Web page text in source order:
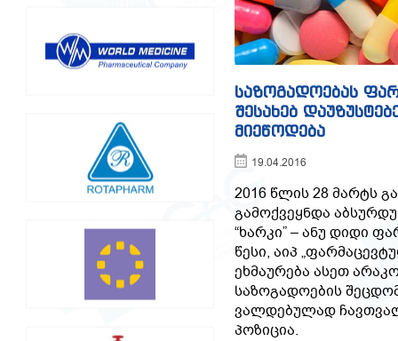
საზოგადოებას
შესახებ
მიეწოდება
19.04.2016
2016 წლის 28 მარტს
გამოქვეყნდა
“ხარკი” – ანუ დიდი
წესი, აიპ
ეხმაურება ასეთ
საზოგადოების
ვალდებულად
პოზიცია.